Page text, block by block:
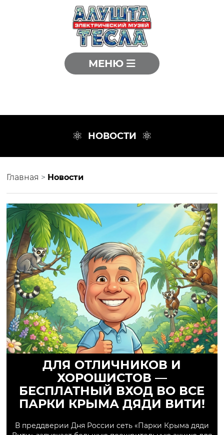
МЕНЮ
НОВОСТИ
Главная > Новости
ДЛЯ ОТЛИЧНИКОВ И
ХОРОШИСТОВ —
БЕСПЛАТНЫЙ ВХОД ВО ВСЕ
ПАРКИ КРЫМА ДЯДИ ВИТИ!
В преддверии Дня России сеть «Парки Крыма дяди